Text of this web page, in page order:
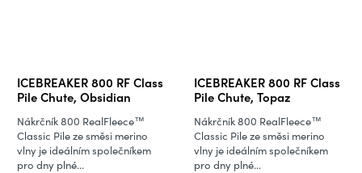
ICEBREAKER 800 RF Class
Pile Chute, Obsidian
Nákrčník 800 RealFleece™
Classic Pile ze směsi merino
vlny je ideálním společníkem
pro dny plné...
ICEBREAKER 800 RF Class
Pile Chute, Topaz
Nákrčník 800 RealFleece™
Classic Pile ze směsi merino
vlny je ideálním společníkem
pro dny plné...